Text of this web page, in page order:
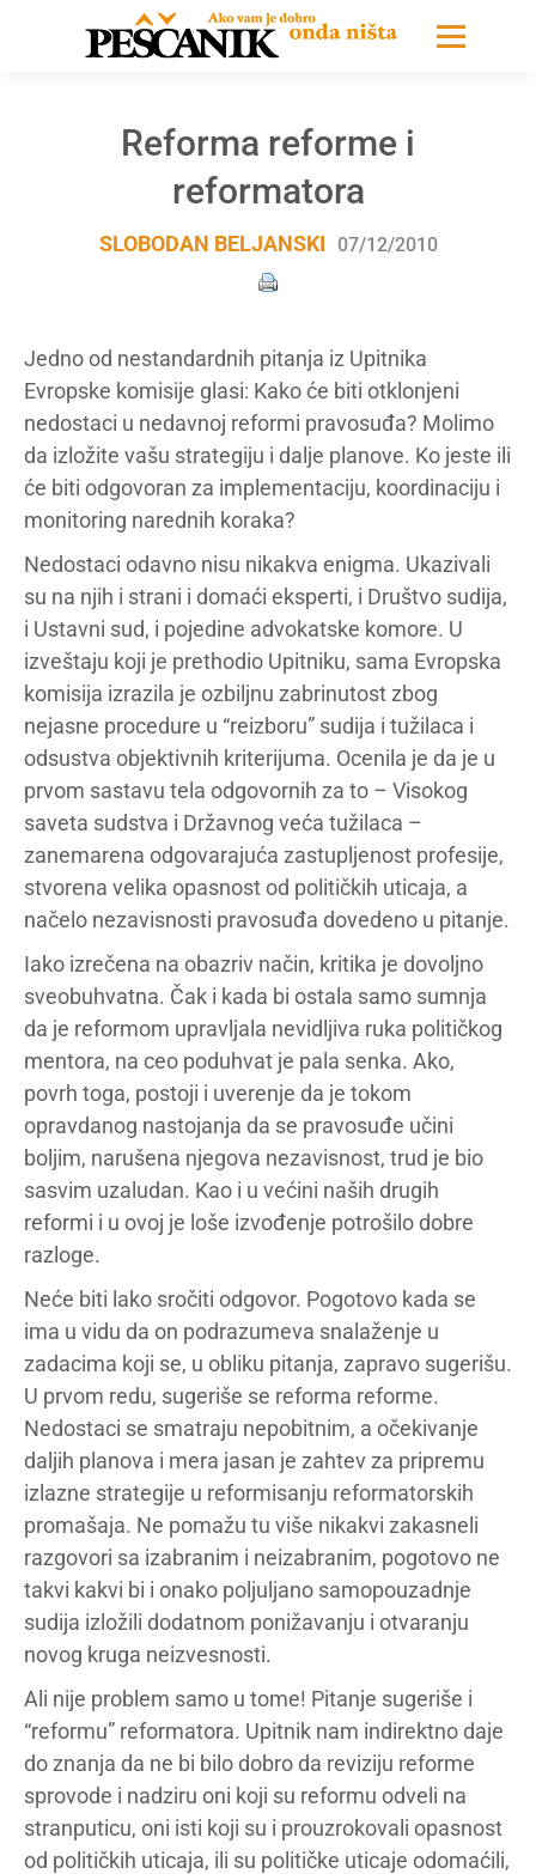
Reforma reforme i
reformatora
SLOBODAN BELJANSKI 07/12/2010
Jedno od nestandardnih pitanja iz Upitnika
Evropske komisije glasi: Kako će biti otklonjeni
nedostaci u nedavnoj reformi pravosuđa? Molimo
da izložite vašu strategiju i dalje planove. Ko jeste ili
će biti odgovoran za implementaciju, koordinaciju i
monitoring narednih koraka?
Nedostaci odavno nisu nikakva enigma. Ukazivali
su na njih i strani i domaći eksperti, i Društvo sudija,
i Ustavni sud, i pojedine advokatske komore. U
izveštaju koji je prethodio Upitniku, sama Evropska
komisija izrazila je ozbiljnu zabrinutost zbog
nejasne procedure u “reizboru” sudija i tužilaca i
odsustva objektivnih kriterijuma. Ocenila je da je u
prvom sastavu tela odgovornih za to – Visokog
saveta sudstva i Državnog veća tužilaca –
zanemarena odgovarajuća zastupljenost profesije,
stvorena velika opasnost od političkih uticaja, a
načelo nezavisnosti pravosuđa dovedeno u pitanje.
Iako izrečena na obazriv način, kritika je dovoljno
sveobuhvatna. Čak i kada bi ostala samo sumnja
da je reformom upravljala nevidljiva ruka političkog
mentora, na ceo poduhvat je pala senka. Ako,
povrh toga, postoji i uverenje da je tokom
opravdanog nastojanja da se pravosuđe učini
boljim, narušena njegova nezavisnost, trud je bio
sasvim uzaludan. Kao i u većini naših drugih
reformi i u ovoj je loše izvođenje potrošilo dobre
razloge.
Neće biti lako sročiti odgovor. Pogotovo kada se
ima u vidu da on podrazumeva snalaženje u
zadacima koji se, u obliku pitanja, zapravo sugerišu.
U prvom redu, sugeriše se reforma reforme.
Nedostaci se smatraju nepobitnim, a očekivanje
daljih planova i mera jasan je zahtev za pripremu
izlazne strategije u reformisanju reformatorskih
promašaja. Ne pomažu tu više nikakvi zakasneli
razgovori sa izabranim i neizabranim, pogotovo ne
takvi kakvi bi i onako poljuljano samopouzadnje
sudija izložili dodatnom ponižavanju i otvaranju
novog kruga neizvesnosti.
Ali nije problem samo u tome! Pitanje sugeriše i
“reformu” reformatora. Upitnik nam indirektno daje
do znanja da ne bi bilo dobro da reviziju reforme
sprovode i nadziru oni koji su reformu odveli na
stranputicu, oni isti koji su i prouzrokovali opasnost
od političkih uticaja, ili su političke uticaje odomaćili,